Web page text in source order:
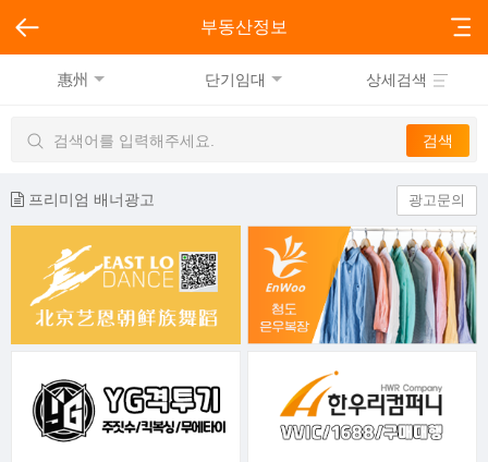
부동산정보
惠州 단기임대 상세검색
프리미엄 배너광고 광고문의